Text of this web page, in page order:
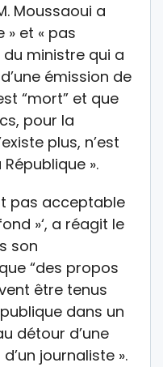
Moussaoui a
» et « pas
ministre qui a
émission de
“mort” et que
pour la
plus, n’est
».
pas acceptable
»‘, a réagit le
son
“des propos
être tenus
dans un
détour d’une
journaliste ».